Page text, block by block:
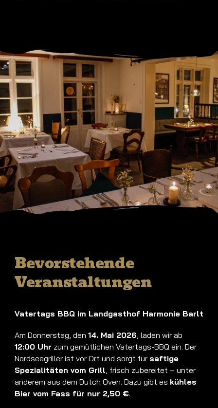
Bevorstehende
Veranstaltungen
Vatertags BBQ im Landgasthof Harmonie Barlt
Am Donnerstag, den 14. Mai 2026 , laden wir ab
12:00 Uhr zum gemütlichen Vatertags-BBQ ein. Der
Nordseegriller ist vor Ort und sorgt für saftige
Spezialitäten vom Grill , frisch zubereitet – unter
anderem aus dem Dutch Oven. Dazu gibt es kühles
Bier vom Fass für nur 2,50 €.